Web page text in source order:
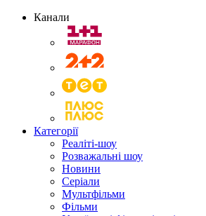
Канали
Категорії
Реаліті-шоу
Розважальні шоу
Новини
Серіали
Мультфільми
Фільми